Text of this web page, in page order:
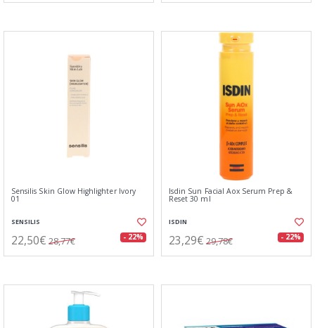
Sensilis Skin Glow Highlighter Ivory
01
SENSILIS
22,50€ 28,77€ - 22%
Isdin Sun Facial Aox Serum Prep &
Reset 30 ml
ISDIN
23,29€ 29,78€ - 22%